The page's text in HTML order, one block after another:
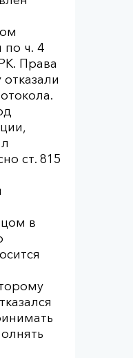
по ч. 4
Права
ст. 815
в